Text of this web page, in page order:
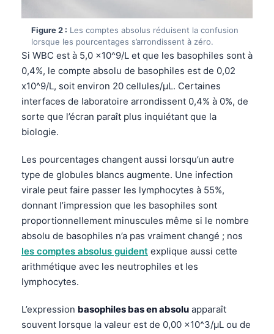
Figure 2 : Les comptes absolus réduisent la confusion
lorsque les pourcentages s’arrondissent à zéro.
Si WBC est à 5,0 x10^9/L et que les basophiles sont à
0,4%, le compte absolu de basophiles est de 0,02
x10^9/L, soit environ 20 cellules/µL. Certaines
interfaces de laboratoire arrondissent 0,4% à 0%, de
sorte que l’écran paraît plus inquiétant que la
biologie.
Les pourcentages changent aussi lorsqu’un autre
type de globules blancs augmente. Une infection
virale peut faire passer les lymphocytes à 55%,
donnant l’impression que les basophiles sont
proportionnellement minuscules même si le nombre
absolu de basophiles n’a pas vraiment changé ; nos
les comptes absolus guident explique aussi cette
arithmétique avec les neutrophiles et les
lymphocytes.
L’expression basophiles bas en absolu apparaît
souvent lorsque la valeur est de 0,00 x10^3/µL ou de